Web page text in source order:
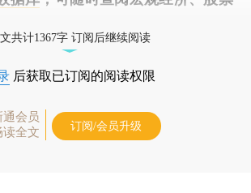
共计1367字 订阅后继续阅读
后获取已订阅的阅读权限
通会员
读全文
订阅/会员升级